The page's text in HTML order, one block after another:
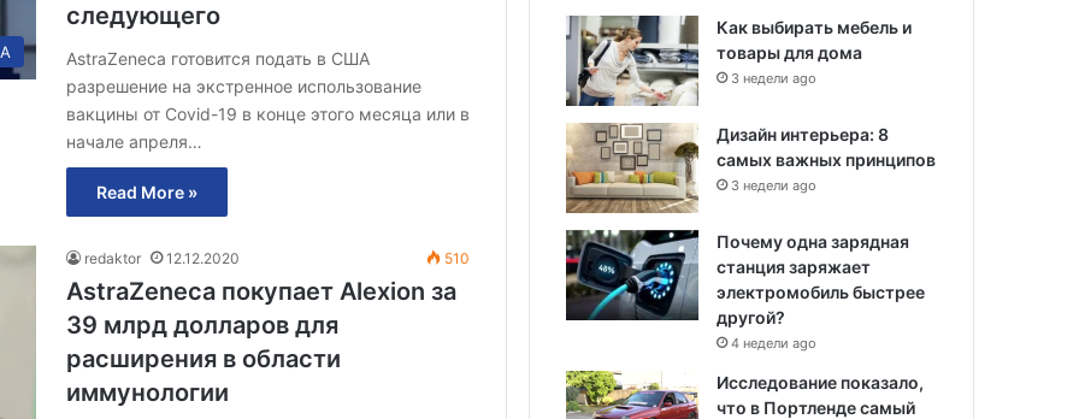
следующего
AstraZeneca готовится подать в США
разрешение на экстренное использование
вакцины от Covid-19 в конце этого месяца или в
начале апреля…
Read More »
redaktor 12.12.2020 510
AstraZeneca покупает Alexion за
39 млрд долларов для
расширения в области
иммунологии
Как выбирать мебель и
товары для дома
3 недели ago
Дизайн интерьера: 8
самых важных принципов
3 недели ago
Почему одна зарядная
станция заряжает
электромобиль быстрее
другой?
4 недели ago
Исследование показало,
что в Портленде самый